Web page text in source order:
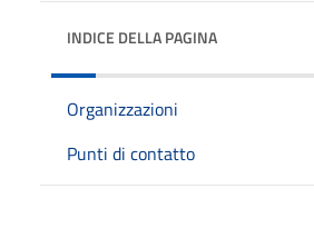
INDICE DELLA PAGINA
Organizzazioni
Punti di contatto